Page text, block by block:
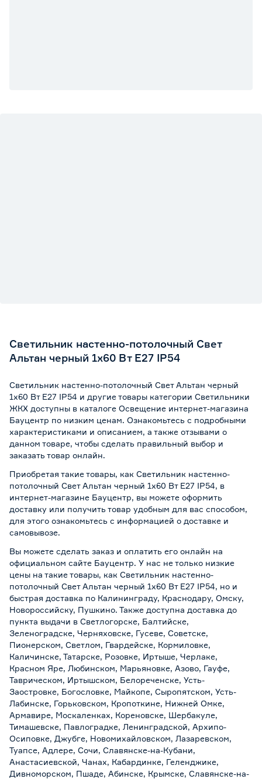
Светильник настенно-потолочный Свет
Альтан черный 1х60 Вт Е27 IP54
Светильник настенно-потолочный Свет Альтан черный
1х60 Вт Е27 IP54 и другие товары категории Светильники
ЖКХ доступны в каталоге Освещение интернет-магазина
Бауцентр по низким ценам. Ознакомьтесь с подробными
характеристиками и описанием, а также отзывами о
данном товаре, чтобы сделать правильный выбор и
заказать товар онлайн.
Приобретая такие товары, как Светильник настенно-
потолочный Свет Альтан черный 1х60 Вт Е27 IP54, в
интернет-магазине Бауцентр, вы можете оформить
доставку или получить товар удобным для вас способом,
для этого ознакомьтесь с информацией о доставке и
самовывозе.
Вы можете сделать заказ и оплатить его онлайн на
официальном сайте Бауцентр. У нас не только низкие
цены на такие товары, как Светильник настенно-
потолочный Свет Альтан черный 1х60 Вт Е27 IP54, но и
быстрая доставка по Калининграду, Краснодару, Омску,
Новороссийску, Пушкино. Также доступна доставка до
пункта выдачи в Светлогорске, Балтийске,
Зеленоградске, Черняховске, Гусеве, Советске,
Пионерском, Светлом, Гвардейске, Кормиловке,
Каличинске, Татарске, Розовке, Иртыше, Черлаке,
Красном Яре, Любинском, Марьяновке, Азово, Гауфе,
Таврическом, Иртышском, Белореченске, Усть-
Заостровке, Богословке, Майкопе, Сыропятском, Усть-
Лабинске, Горьковском, Кропоткине, Нижней Омке,
Армавире, Москаленках, Кореновске, Шербакуле,
Тимашевске, Павлоградке, Ленинградской, Архипо-
Осиповке, Джубге, Новомихайловском, Лазаревском,
Туапсе, Адлере, Сочи, Славянске-на-Кубани,
Анастасиевской, Чанах, Кабардинке, Геленджике,
Дивноморском, Пшаде, Абинске, Крымске, Славянске-на-